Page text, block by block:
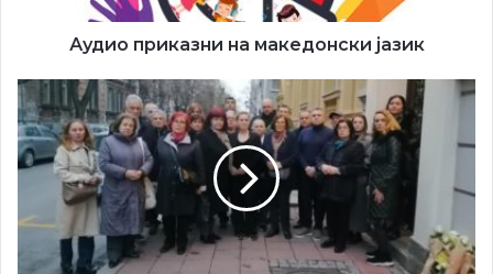
Нина Игњатовиќ, историчарка на уметност,
свечено ја отвори изложбата забележувајќи:
на апстрактни дела, кои преку богатството од
текстури, бои и сложени структури,
пренесуваат длабока симболика и емотивно
напластување.
Аудио приказни на македонски јазик
Оддавање
почит
на
жртвите
трагедијата
во
Кочани